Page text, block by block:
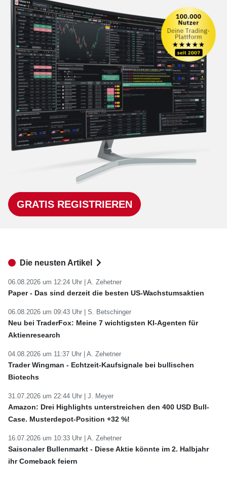
GRATIS REGISTRIEREN
Die neusten Artikel
06.08.2026 um 12:24 Uhr | A. Zehetner
Paper - Das sind derzeit die besten US-Wachstumsaktien
06.08.2026 um 09:43 Uhr | S. Betschinger
Neu bei TraderFox: Meine 7 wichtigsten KI-Agenten für
Aktienresearch
04.08.2026 um 11:37 Uhr | A. Zehetner
Trader Wingman - Echtzeit-Kaufsignale bei bullischen
Biotechs
31.07.2026 um 22:44 Uhr | J. Meyer
Amazon: Drei Highlights unterstreichen den 400 USD Bull-
Case. Musterdepot-Position +32 %!
16.07.2026 um 10:33 Uhr | A. Zehetner
Saisonaler Bullenmarkt - Diese Aktie könnte im 2. Halbjahr
ihr Comeback feiern